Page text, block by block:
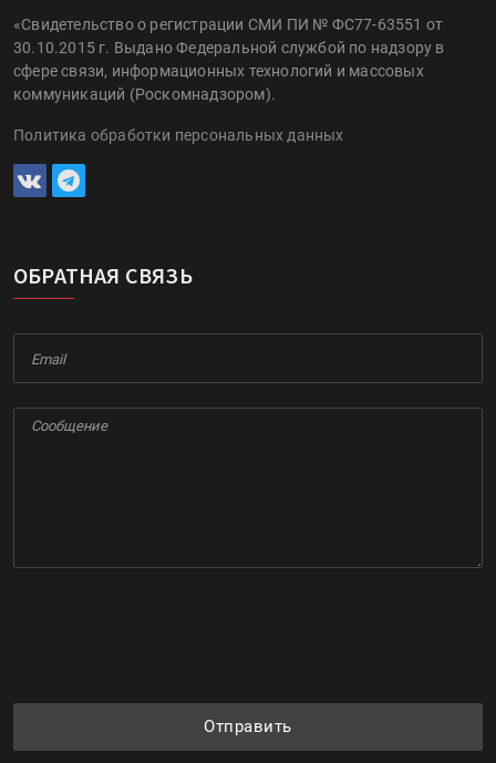
«Свидетельство о регистрации СМИ ПИ № ФС77-63551 от
30.10.2015 г. Выдано Федеральной службой по надзору в
сфере связи, информационных технологий и массовых
коммуникаций (Роскомнадзором).
Политика обработки персональных данных
ОБРАТНАЯ СВЯЗЬ
Отправить